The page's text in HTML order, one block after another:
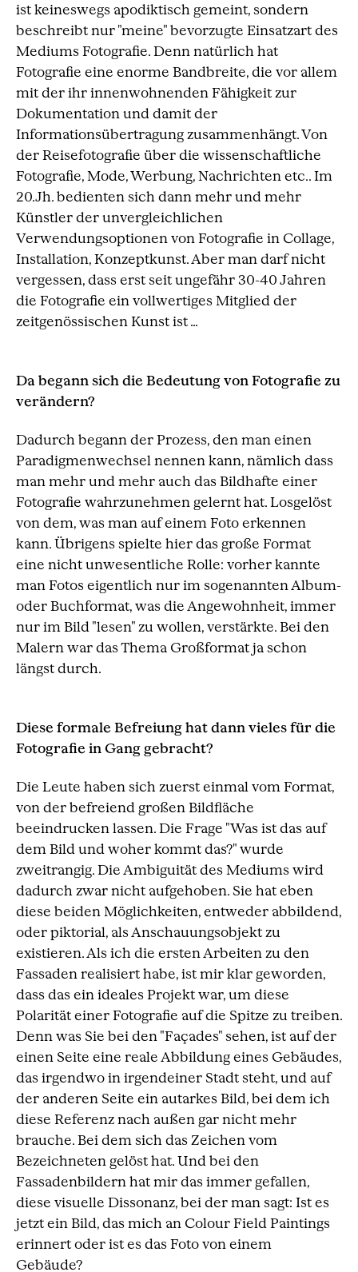
ist keineswegs apodiktisch gemeint, sondern
beschreibt nur "meine" bevorzugte Einsatzart des
Mediums Fotografie. Denn natürlich hat
Fotografie eine enorme Bandbreite, die vor allem
mit der ihr innenwohnenden Fähigkeit zur
Dokumentation und damit der
Informationsübertragung zusammenhängt. Von
der Reisefotografie über die wissenschaftliche
Fotografie, Mode, Werbung, Nachrichten etc.. Im
20.Jh. bedienten sich dann mehr und mehr
Künstler der unvergleichlichen
Verwendungsoptionen von Fotografie in Collage,
Installation, Konzeptkunst. Aber man darf nicht
vergessen, dass erst seit ungefähr 30-40 Jahren
die Fotografie ein vollwertiges Mitglied der
zeitgenössischen Kunst ist …
Da begann sich die Bedeutung von Fotografie zu
verändern?
Dadurch begann der Prozess, den man einen
Paradigmenwechsel nennen kann, nämlich dass
man mehr und mehr auch das Bildhafte einer
Fotografie wahrzunehmen gelernt hat. Losgelöst
von dem, was man auf einem Foto erkennen
kann. Übrigens spielte hier das große Format
eine nicht unwesentliche Rolle: vorher kannte
man Fotos eigentlich nur im sogenannten Album-
oder Buchformat, was die Angewohnheit, immer
nur im Bild "lesen" zu wollen, verstärkte. Bei den
Malern war das Thema Großformat ja schon
längst durch.
Diese formale Befreiung hat dann vieles für die
Fotografie in Gang gebracht?
Die Leute haben sich zuerst einmal vom Format,
von der befreiend großen Bildfläche
beeindrucken lassen. Die Frage "Was ist das auf
dem Bild und woher kommt das?" wurde
zweitrangig. Die Ambiguität des Mediums wird
dadurch zwar nicht aufgehoben. Sie hat eben
diese beiden Möglichkeiten, entweder abbildend,
oder piktorial, als Anschauungsobjekt zu
existieren. Als ich die ersten Arbeiten zu den
Fassaden realisiert habe, ist mir klar geworden,
dass das ein ideales Projekt war, um diese
Polarität einer Fotografie auf die Spitze zu treiben.
Denn was Sie bei den "Façades" sehen, ist auf der
einen Seite eine reale Abbildung eines Gebäudes,
das irgendwo in irgendeiner Stadt steht, und auf
der anderen Seite ein autarkes Bild, bei dem ich
diese Referenz nach außen gar nicht mehr
brauche. Bei dem sich das Zeichen vom
Bezeichneten gelöst hat. Und bei den
Fassadenbildern hat mir das immer gefallen,
diese visuelle Dissonanz, bei der man sagt: Ist es
jetzt ein Bild, das mich an Colour Field Paintings
erinnert oder ist es das Foto von einem
Gebäude?